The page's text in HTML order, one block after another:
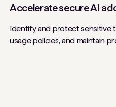
Accelerate secure AI
Identify and protect sensitive
usage policies, and maintain